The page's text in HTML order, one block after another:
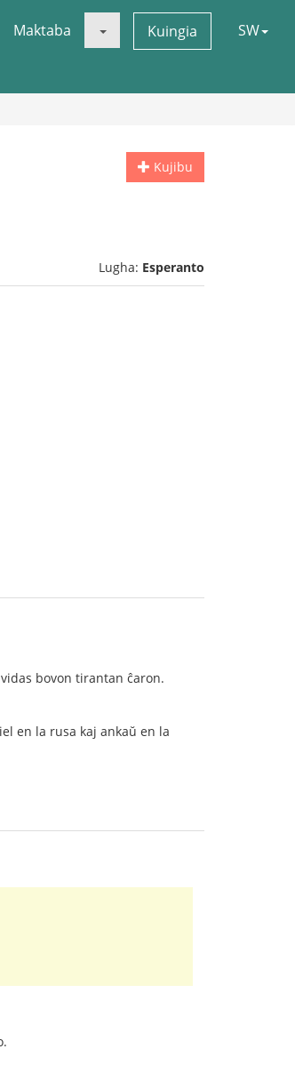
Maktaba Kuingia SW
Kujibu
Lugha: Esperanto
bovon tirantan ĉaron.
en la rusa kaj ankaŭ en la